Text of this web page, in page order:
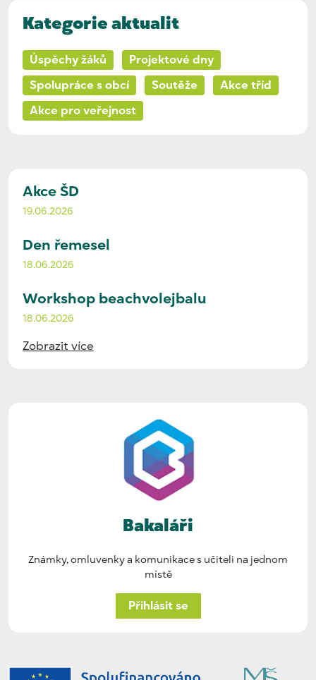
Kategorie aktualit
Úspěchy žáků
Projektové dny
Spolupráce s obcí
Soutěže
Akce tříd
Akce pro veřejnost
Akce ŠD
19.06.2026
Den řemesel
18.06.2026
Workshop beachvolejbalu
18.06.2026
Zobrazit více
Bakaláři
Známky, omluvenky a komunikace s učiteli na jednom
místě
Přihlásit se